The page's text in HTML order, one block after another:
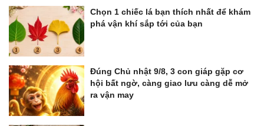
Chọn 1 chiếc lá bạn thích nhất để khám
phá vận khí sắp tới của bạn
Đúng Chủ nhật 9/8, 3 con giáp gặp cơ
hội bất ngờ, càng giao lưu càng dễ mở
ra vận may